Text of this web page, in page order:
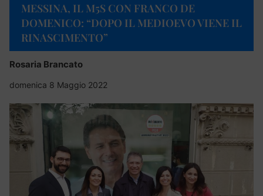
MESSINA, IL M5S CON FRANCO DE
DOMENICO: “DOPO IL MEDIOEVO VIENE IL
RINASCIMENTO”
Rosaria Brancato
domenica 8 Maggio 2022